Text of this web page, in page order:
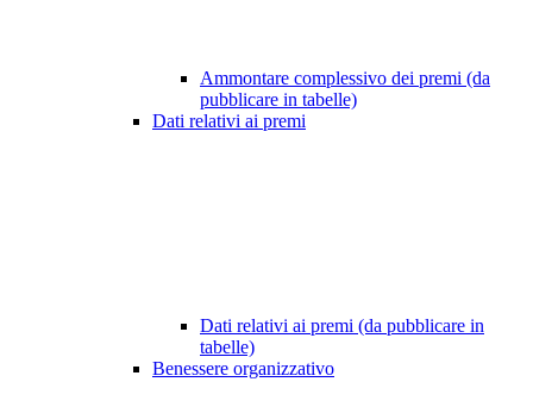
Ammontare complessivo dei premi (da
pubblicare in tabelle)
Dati relativi ai premi
Dati relativi ai premi (da pubblicare in
tabelle)
Benessere organizzativo